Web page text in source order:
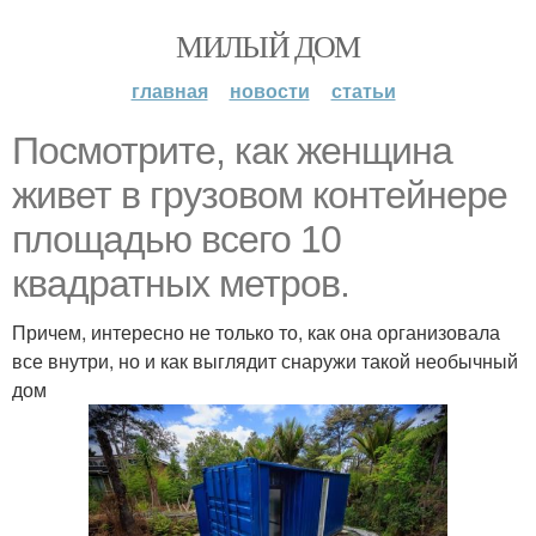
МИЛЫЙ ДОМ
главная новости статьи
Посмотрите, как женщина
живет в грузовом контейнере
площадью всего 10
квадратных метров.
Причем, интересно не только то, как она организовала
все внутри, но и как выглядит снаружи такой необычный
дом